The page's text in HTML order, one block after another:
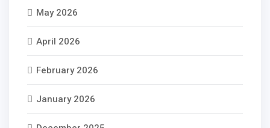
May 2026
April 2026
February 2026
January 2026